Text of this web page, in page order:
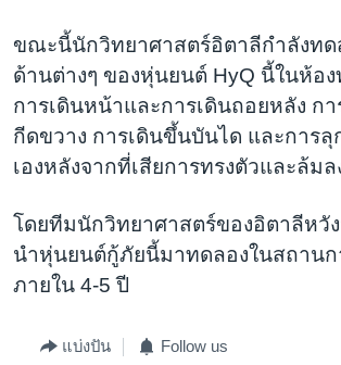
ขณะนี้นักวิทยาศาสตร์อิตาลีกำลังทด
ด้านต่างๆ ของหุ่นยนต์ HyQ นี้ในห้อ
การเดินหน้าและการเดินถอยหลัง ก
กีดขวาง การเดินขึ้นบันได และการ
เองหลังจากที่เสียการทรงตัวและล้มล
โดยทีมนักวิทยาศาสตร์ของอิตาลีหวั
นำหุ่นยนต์กู้ภัยนี้มาทดลองในสถานก
ภายใน 4-5 ปี
แบ่งปัน Follow us